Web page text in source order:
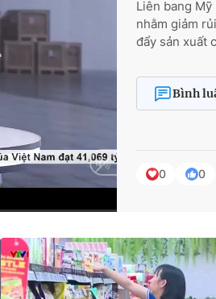
Liên bang Mỹ
nhằm giảm
đẩy sản xuất
Bình
0 0